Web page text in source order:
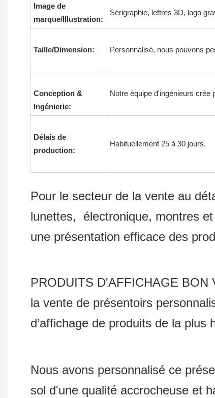
Image de
marque/Illustration:
Sérigraphie, lettres 3D, logo
Taille/Dimension: Personnalisé, nous pouvons
Conception &
Ingénierie:
Notre équipe d'ingénieurs crée
Délais de
production:
Habituellement 25 à 30 jours.
Pour le secteur de la vente au
lunettes, électronique, montres
une présentation efficace des
PRODUITS D'AFFICHAGE BON
la vente de présentoirs
d’affichage de produits de la
Nous avons personnalisé ce
sol d'une qualité accrocheuse et